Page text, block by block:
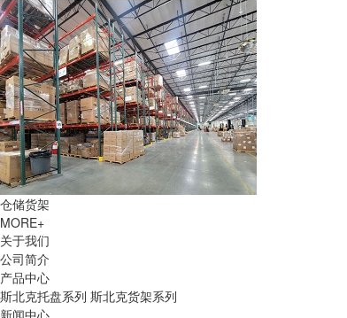
仓储货架
MORE+
关于我们
公司简介
产品中心
斯北克托盘系列 斯北克货架系列
新闻中心